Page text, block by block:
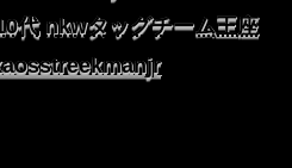
nkwタッグチーム王座